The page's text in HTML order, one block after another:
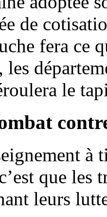
de
fera ce
le
à
que les
leurs